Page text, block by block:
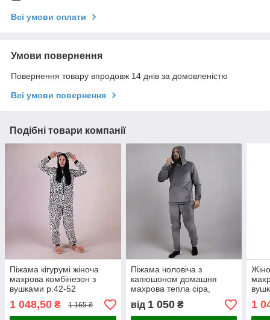
Всі умови оплати
Умови повернення
Повернення товару впродовж 14 днів за домовленістю
Всі умови повернення
Подібні товари компанії
Піжама кігурумі жіноча
махрова комбінезон з
вушками р.42-52
1 048,50 ₴ 1 165 ₴
Піжама чоловіча з
капюшоном домашня
махрова тепла сіра,
зимова однотонна 44-54р.
від 1 050₴
52
1